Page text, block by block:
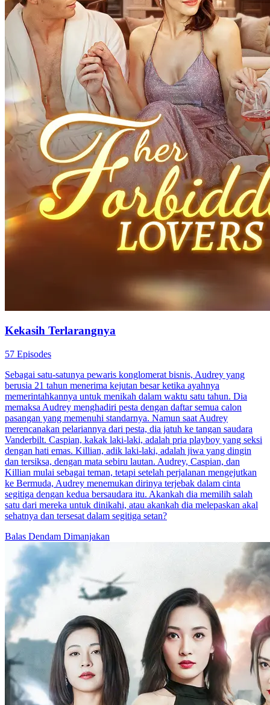
Cinta yang pahitMafiaPembalasan dendam
Kisruh Cinta Segitiga
80 Episodes
Indah kehilangan biaya sekolah karena bibinya, lalu mencari
perlindungan pada Arief. Setelah dijemput kembali dan bertunangan
dengan Rizky, Indah ingin mengakhiri hubungan dengan Arief,
namun Arief menolak. Rizky memilih mantan kekasihnya, membuat
Indah kembali ke Arief. Indah akhirnya fokus berkarier dan berpisah
dari Rizky.
Romansa UrbanRomansaCeo
Menanti di Masa Depan